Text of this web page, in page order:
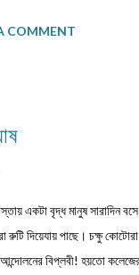
এমনটা যদি আমি
ধূলায় ধূলায় ঘাসে ঘাসে।
COMMENT
একটা বৃদ্ধ মানুষ সারাদিন
দিয়েযায় পাছে। চক্ষু
বিপ্লবী! হয়তো